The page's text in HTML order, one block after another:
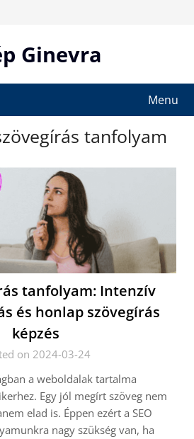
Ginevra
Menu
tanfolyam
tanfolyam: Intenzív
és honlap szövegírás
képzés
on 2024-03-24
a weboldalak tartalma
Egy jól megírt szöveg nem
elad is. Éppen ezért a SEO
nagy szükség van, ha